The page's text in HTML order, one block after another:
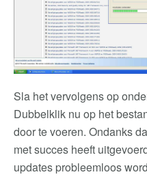
Sla het vervolgens op
Dubbelklik nu op het
door te voeren. Ondanks
met succes heeft
updates probleemloos